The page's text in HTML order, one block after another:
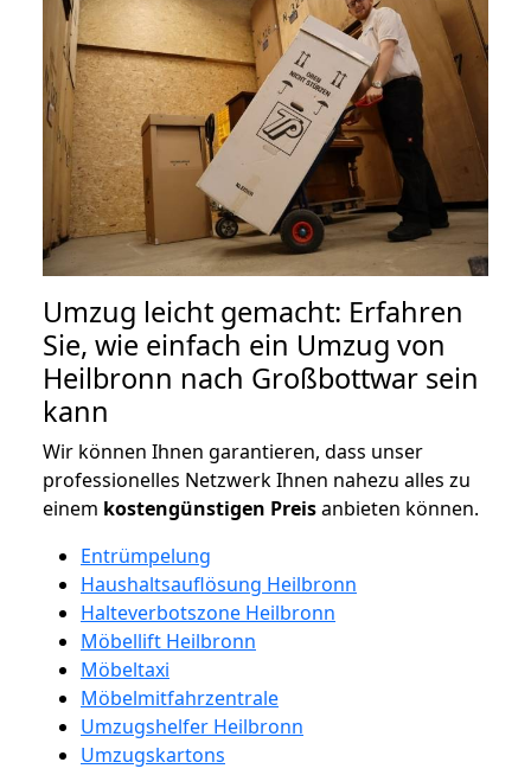
Umzug leicht gemacht: Erfahren
Sie, wie einfach ein Umzug von
Heilbronn nach Großbottwar sein
kann
Wir können Ihnen garantieren, dass unser
professionelles Netzwerk Ihnen nahezu alles zu
einem kostengünstigen Preisanbieten können.
Entrümpelung
Haushaltsauflösung Heilbronn
Halteverbotszone Heilbronn
Möbellift Heilbronn
Möbeltaxi
Möbelmitfahrzentrale
Umzugshelfer Heilbronn
Umzugskartons